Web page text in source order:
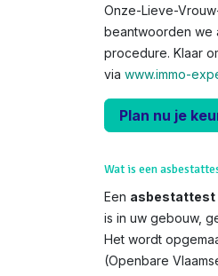
Onze-Lieve-
beantwoorden we
procedure. Klaar
via www.immo-
Plan nu je
Wat is een
Een asbestattest
is in uw gebouw,
Het wordt
(Openbare